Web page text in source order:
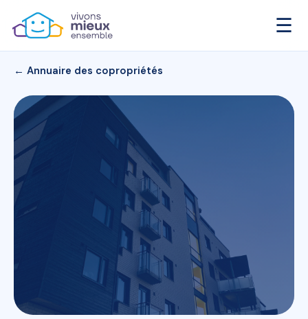
☰
← Annuaire des copropriétés